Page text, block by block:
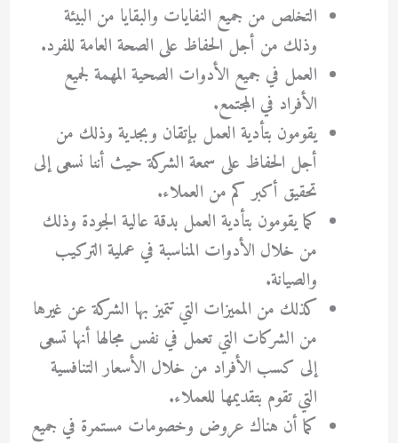
التخلص من جميع النفايات والبقايا من البيئة
وذلك من أجل الحفاظ على الصحة العامة للفرد.
العمل في جميع الأدوات الصحية المهمة لجميع
الأفراد في المجتمع.
يقومون بتأدية العمل بإتقان وبجدية وذلك من
أجل الحفاظ على سمعة الشركة حيث أننا نسعى إلى
تحقيق أكبر كم من العملاء.
كما يقومون بتأدية العمل بدقة عالية الجودة وذلك
من خلال الأدوات المناسبة في عملية التركيب
والصيانة.
كذلك من المميزات التي تتميز بها الشركة عن غيرها
من الشركات التي تعمل في نفس مجالها أنها تسعى
إلى كسب الأفراد من خلال الأسعار التنافسية
التي تقوم بتقديمها للعملاء.
كما أن هناك عروض وخصومات مستمرة في جميع